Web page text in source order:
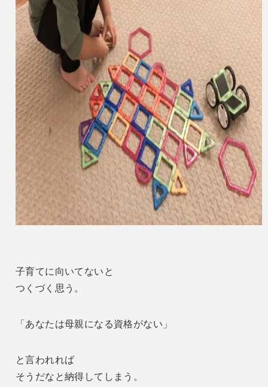
子育てに向いてないと
つくづく思う。
「あなたは母親になる資格がない」
と言われれば
そうだなと納得してしまう。